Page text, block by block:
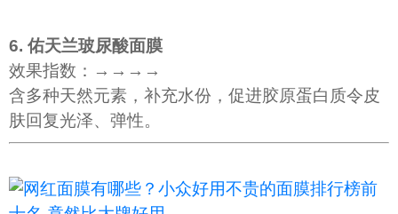
6. 佑天兰玻尿酸面膜
效果指数：→→→→
含多种天然元素，补充水份，促进胶原蛋白质令皮
肤回复光泽、弹性。